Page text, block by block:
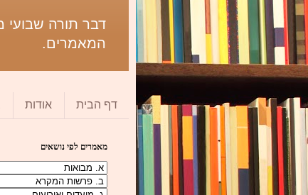
דבר תורה שבועי
המאמרים.
דף הבית אודות
מאמרים לפי נושאים